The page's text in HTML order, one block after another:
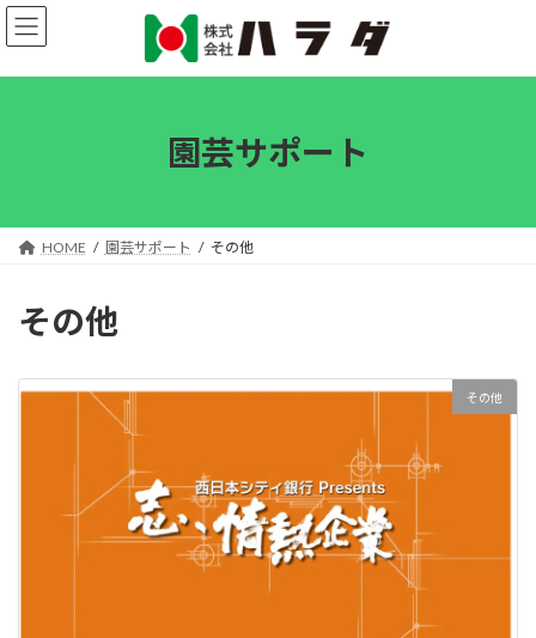
コ
ン
ン
プ
ナ
ビ
ー
動
園芸サポート
HOME 園芸サポート その他
その他
その他